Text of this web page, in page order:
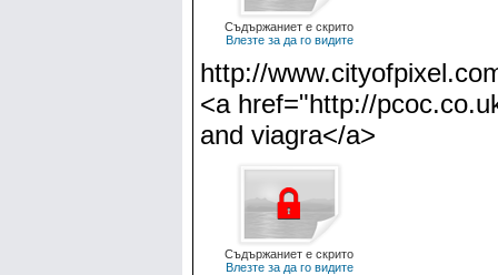
Съдържаниет е скрито
Влезте за да го видите
http://
<a href="http://
and viagra</a>
Съдържаниет е скрито
Влезте за да го видите